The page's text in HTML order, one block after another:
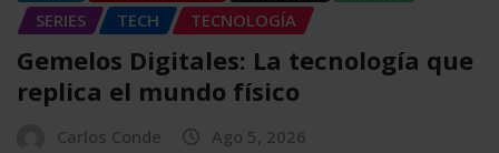
SERIES
TECH TECNOLOGÍA
Gemelos Digitales: La tecnología que
replica el mundo físico
Carlos Conde Ago 5, 2026